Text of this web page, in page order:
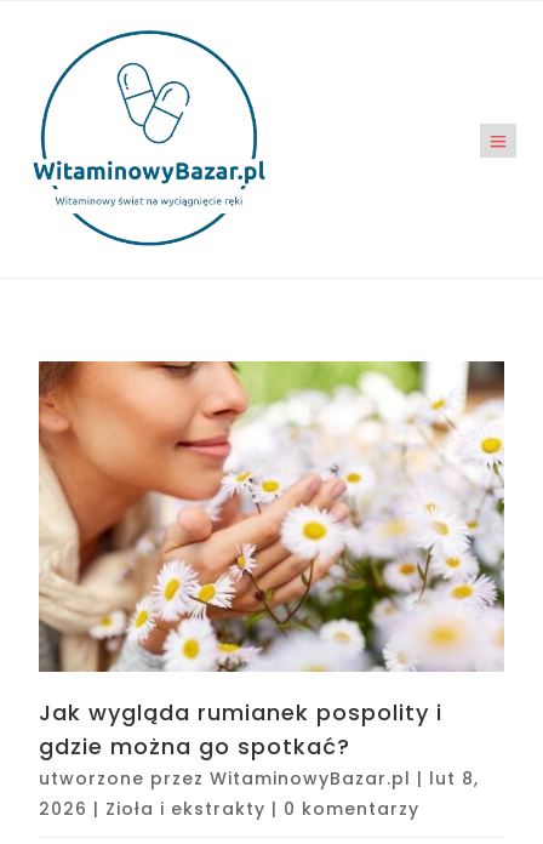
Jak wygląda rumianek pospolity i
gdzie można go spotkać?
utworzone przezWitaminowyBazar.pl | lut 8,
2026 | Zioła i ekstrakty | 0 komentarzy